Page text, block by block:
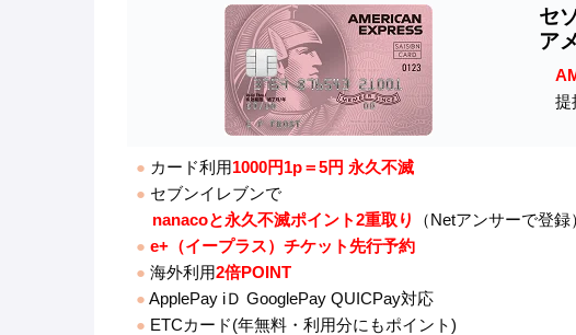
セ
ア
提
● カード利用1000円1p＝5円 永久不滅
● セブンイレブンで
nanacoと永久不滅ポイント2重取り
（Netアンサーで登録）
● e+（イープラス）チケット先行予約
● 海外利用2倍POINT
● ApplePay iＤ GooglePay QUICPay対応
● ETCカード(年無料・利用分にもポイント)